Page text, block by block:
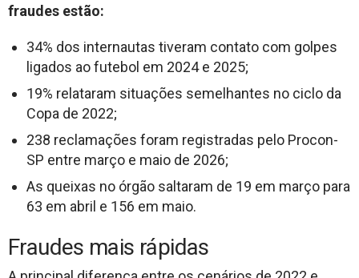
fraudes estão:
34% dos internautas tiveram contato com golpes
ligados ao futebol em 2024 e 2025;
19% relataram situações semelhantes no ciclo da
Copa de 2022;
238 reclamações foram registradas pelo Procon-
SP entre março e maio de 2026;
As queixas no órgão saltaram de 19 em março para
63 em abril e 156 em maio.
Fraudes mais rápidas